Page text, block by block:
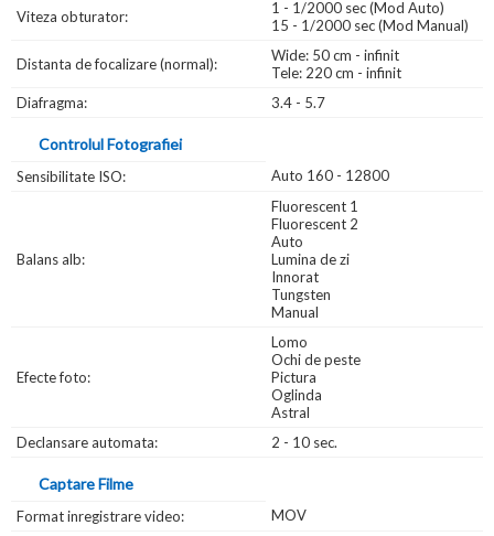
Viteza obturator:
1 - 1/2000 sec (Mod Auto)
15 - 1/2000 sec (Mod Manual)
Distanta de focalizare (normal):
Wide: 50 cm - infinit
Tele: 220 cm - infinit
Diafragma:
3.4 - 5.7
Controlul Fotografiei
Sensibilitate ISO: Auto 160 - 12800
Balans alb:
Fluorescent 1
Fluorescent 2
Auto
Lumina de zi
Innorat
Tungsten
Manual
Efecte foto:
Lomo
Ochi de peste
Pictura
Oglinda
Astral
Declansare automata:
2 - 10 sec.
Captare Filme
Format inregistrare video: MOV